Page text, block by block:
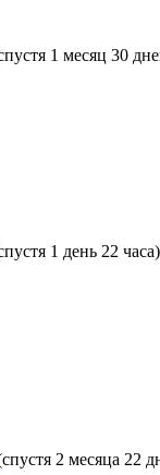
1 месяц 30
1 день 22 часа)
2 месяца 22